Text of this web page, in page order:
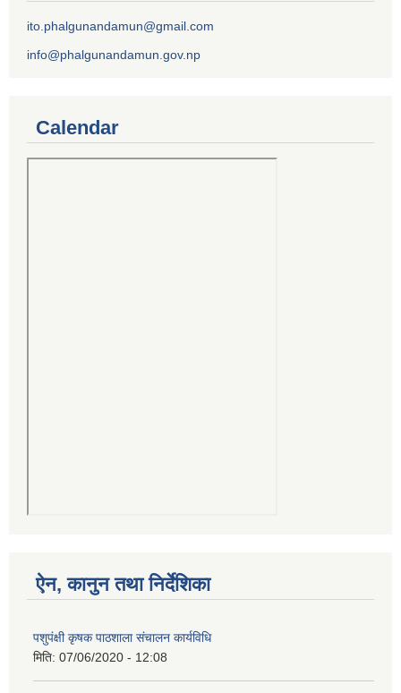
ito.phalgunandamun@gmail.com
info@phalgunandamun.gov.np
Calendar
ऐन, कानुन तथा निर्देशिका
पशुपंक्षी कृषक पाठशाला संचालन कार्यविधि
मिति: 07/06/2020 - 12:08